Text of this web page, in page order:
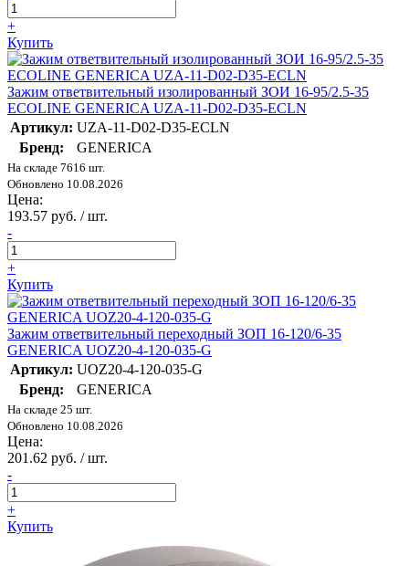
+
Купить
Зажим ответвительный изолированный ЗОИ 16-95/2.5-35
ECOLINE GENERICA UZA-11-D02-D35-ECLN
Артикул: UZA-11-D02-D35-ECLN
Бренд:
GENERICA
На складе 7616 шт.
Обновлено 10.08.2026
Цена:
193.57 руб. / шт.
-
+
Купить
Зажим ответвительный переходный ЗОП 16-120/6-35
GENERICA UOZ20-4-120-035-G
Артикул: UOZ20-4-120-035-G
Бренд:
GENERICA
На складе 25 шт.
Обновлено 10.08.2026
Цена:
201.62 руб. / шт.
-
+
Купить